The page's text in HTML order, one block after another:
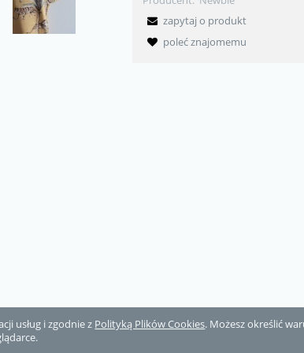
usług i zgodnie z Polityką Plików Cookies. Możesz określić
zapytaj o produkt
poleć znajomemu